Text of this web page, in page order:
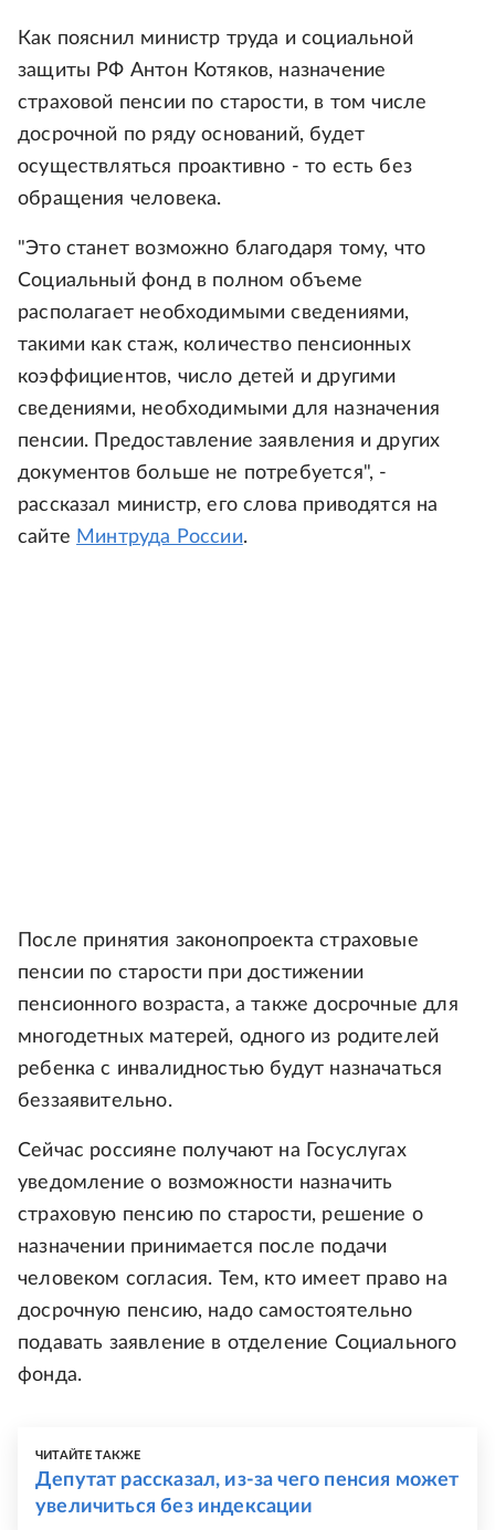
Как пояснил министр труда и социальной
защиты РФ Антон Котяков, назначение
страховой пенсии по старости, в том числе
досрочной по ряду оснований, будет
осуществляться проактивно - то есть без
обращения человека.
"Это станет возможно благодаря тому, что
Социальный фонд в полном объеме
располагает необходимыми сведениями,
такими как стаж, количество пенсионных
коэффициентов, число детей и другими
сведениями, необходимыми для назначения
пенсии. Предоставление заявления и других
документов больше не потребуется", -
рассказал министр, его слова приводятся на
сайте Минтруда России.
После принятия законопроекта страховые
пенсии по старости при достижении
пенсионного возраста, а также досрочные для
многодетных матерей, одного из родителей
ребенка с инвалидностью будут назначаться
беззаявительно.
Сейчас россияне получают на Госуслугах
уведомление о возможности назначить
страховую пенсию по старости, решение о
назначении принимается после подачи
человеком согласия. Тем, кто имеет право на
досрочную пенсию, надо самостоятельно
подавать заявление в отделение Социального
фонда.
ЧИТАЙТЕ ТАКЖЕ
Депутат рассказал, из-за чего пенсия может
увеличиться без индексации